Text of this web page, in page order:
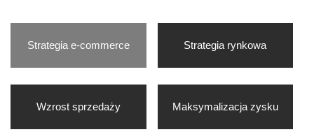
Strategia e-commerce Strategia rynkowa
Wzrost sprzedaży Maksymalizacja zysku